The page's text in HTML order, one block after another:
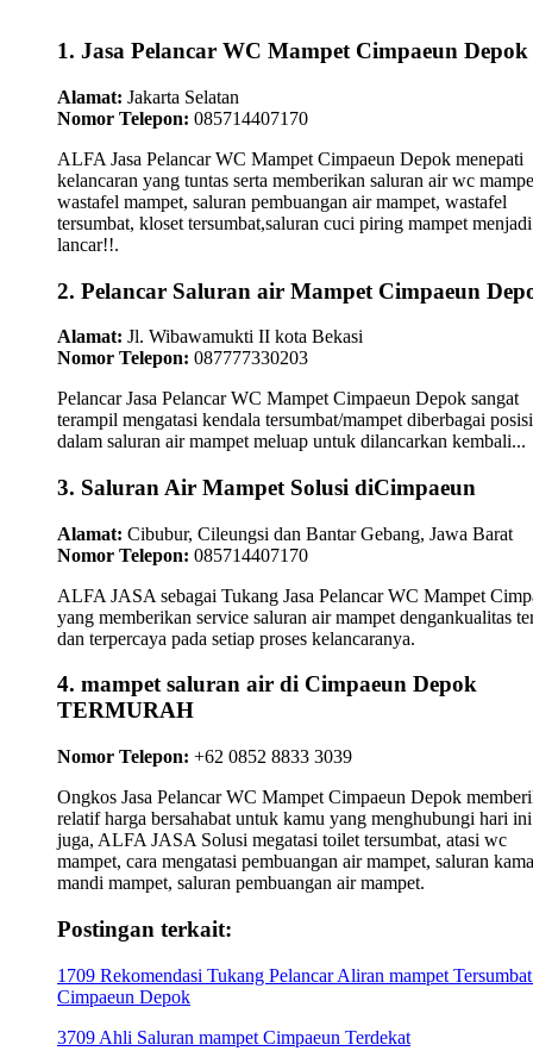
1. Jasa Pelancar WC Mampet Cimpaeun Depok
Alamat: Jakarta Selatan
Nomor Telepon: 085714407170
ALFA Jasa Pelancar WC Mampet Cimpaeun Depok menepati
kelancaran yang tuntas serta memberikan saluran air wc
wastafel mampet, saluran pembuangan air mampet, wastafel
tersumbat, kloset tersumbat,saluran cuci piring mampet menjadi
lancar!!.
2. Pelancar Saluran air Mampet Cimpaeun
Alamat: Jl. Wibawamukti II kota Bekasi
Nomor Telepon: 087777330203
Pelancar Jasa Pelancar WC Mampet Cimpaeun Depok sangat
terampil mengatasi kendala tersumbat/mampet diberbagai
dalam saluran air mampet meluap untuk dilancarkan kembali...
3. Saluran Air Mampet Solusi diCimpaeun
Alamat: Cibubur, Cileungsi dan Bantar Gebang, Jawa Barat
Nomor Telepon: 085714407170
ALFA JASA sebagai Tukang Jasa Pelancar WC Mampet
yang memberikan service saluran air mampet dengankualitas
dan terpercaya pada setiap proses kelancaranya.
4. mampet saluran air di Cimpaeun Depok
TERMURAH
Nomor Telepon: +62 0852 8833 3039
Ongkos Jasa Pelancar WC Mampet Cimpaeun Depok
relatif harga bersahabat untuk kamu yang menghubungi hari ini
juga, ALFA JASA Solusi megatasi toilet tersumbat, atasi wc
mampet, cara mengatasi pembuangan air mampet, saluran
mandi mampet, saluran pembuangan air mampet.
Postingan terkait:
1709 Rekomendasi Tukang Pelancar Aliran mampet
Cimpaeun Depok
3709 Ahli Saluran mampet Cimpaeun Terdekat